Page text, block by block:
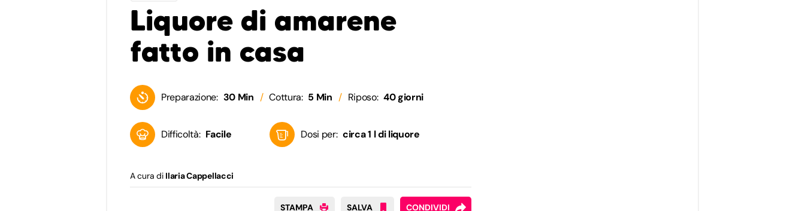
Liquore di amarene
fatto in casa
Preparazione: 30 Min Cottura: 5 Min Riposo: 40 giorni
Difficoltà: Facile Dosi per: circa 1 l di liquore
A cura di Ilaria Cappellacci
STAMPA SALVA CONDIVIDI